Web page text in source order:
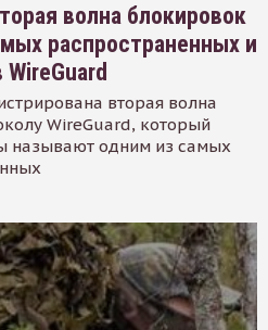
волна блокировок
распространенных и
вторая волна
WireGuard, который
называют одним из самых